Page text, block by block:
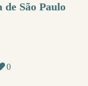
de São Paulo
0